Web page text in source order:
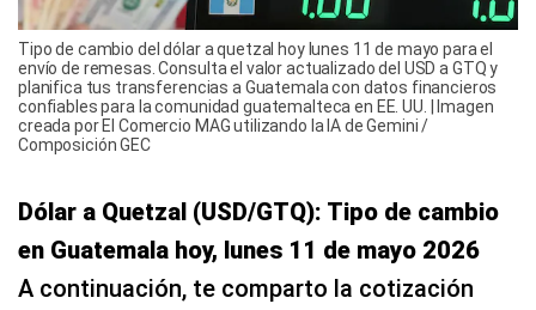
Tipo de cambio del dólar a quetzal hoy lunes 11 de mayo para el
envío de remesas. Consulta el valor actualizado del USD a GTQ y
planifica tus transferencias a Guatemala con datos financieros
confiables para la comunidad guatemalteca en EE. UU. | Imagen
creada por El Comercio MAG utilizando la IA de Gemini /
Composición GEC
Dólar a Quetzal (USD/GTQ): Tipo de cambio
en Guatemala hoy, lunes 11 de mayo 2026
A continuación, te comparto la cotización